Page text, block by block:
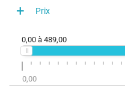
Prix
0,00 à 489,00
0,00